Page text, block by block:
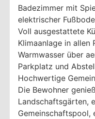
Badezimmer mit
elektrischer
Voll ausgestattete
Klimaanlage in allen
Warmwasser über
Parkplatz und
Hochwertige
Die Bewohner
Landschaftsgärten,
Gemeinschaftspool,